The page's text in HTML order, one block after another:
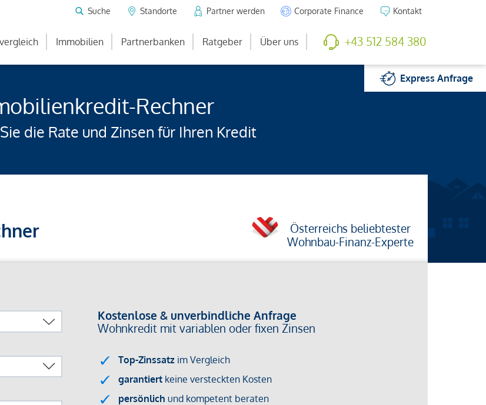
Suche Standorte Partner werden Corporate Finance Kontakt
Immobilien Partnerbanken Ratgeber Über uns +43 512 584 380
ExpressAnfrage
Rechner
die Rate und Zinsen für Ihren Kredit
Österreichs beliebtester
Wohnbau-Finanz-Experte